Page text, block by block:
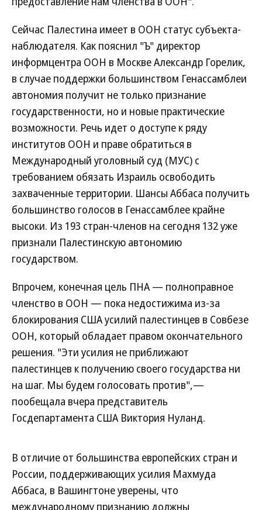
Сейчас Палестина имеет в ООН статус субъекта-
наблюдателя. Как пояснил "Ъ" директор
информцентра ООН в Москве Александр Горелик,
в случае поддержки большинством Генассамблеи
автономия получит не только признание
государственности, но и новые практические
возможности. Речь идет о доступе к ряду
институтов ООН и праве обратиться в
Международный уголовный суд (МУС) с
требованием обязать Израиль освободить
захваченные территории. Шансы Аббаса получить
большинство голосов в Генассамблее крайне
высоки. Из 193 стран-членов на сегодня 132 уже
признали Палестинскую автономию
государством.
Впрочем, конечная цель ПНА — полноправное
членство в ООН — пока недостижима из-за
блокирования США усилий палестинцев в Совбезе
ООН, который обладает правом окончательного
решения. "Эти усилия не приближают
палестинцев к получению своего государства ни
на шаг. Мы будем голосовать против",—
пообещала вчера представитель
Госдепартамента США Виктория Нуланд.
В отличие от большинства европейских стран и
России, поддерживающих усилия Махмуда
Аббаса, в Вашингтоне уверены, что
международному признанию должны